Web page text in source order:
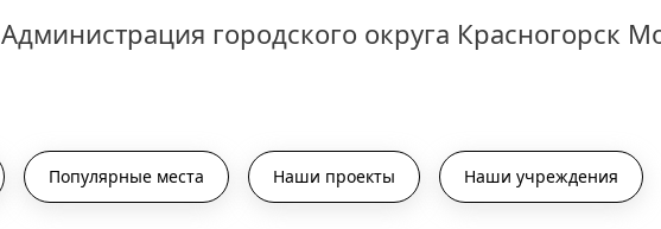
Администрация городского округа Красногорск
Популярные места Наши проекты Наши учреждения